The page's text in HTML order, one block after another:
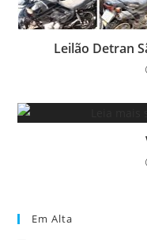
Leilão Detran
Em Alta